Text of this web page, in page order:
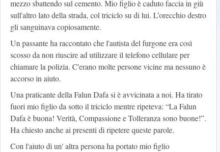
mezzo sbattendo sul cemento. Mio figlio è caduto faccia in giù
sull'altro lato della strada, col triciclo su di lui. L’orecchio destro
gli sanguinava copiosamente.
Un passante ha raccontato che l'autista del furgone era così
scosso da non riuscire ad utilizzare il telefono cellulare per
chiamare la polizia. C'erano molte persone vicine ma nessuno è
accorso in aiuto.
Una praticante della Falun Dafa si è avvicinata a noi. Ha tirato
fuori mio figlio da sotto il triciclo mentre ripeteva: “La Falun
Dafa è buona! Verità, Compassione e Tolleranza sono buone!”.
Ha chiesto anche ai presenti di ripetere queste parole.
Con l'aiuto di un' altra persona ha portato mio figlio